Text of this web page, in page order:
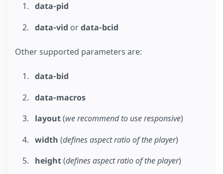
data-pid
data-vid ordata-bcid
Other supported parameters are:
data-bid
data-macros
layout(we recommend to use responsive)
width (defines aspect ratio of the player)
height(defines aspect ratio of the player)